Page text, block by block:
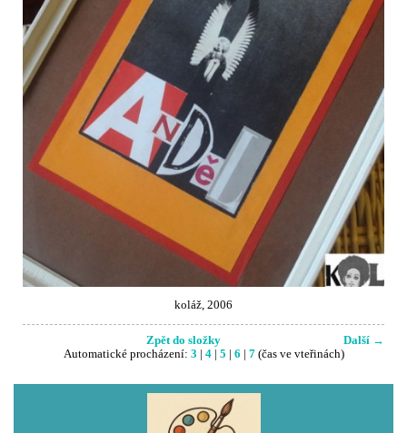
koláž, 2006
Další →
Zpět do složky
Automatické procházení: 3 | 4| 5 | 6 | 7(čas ve vteřinách)